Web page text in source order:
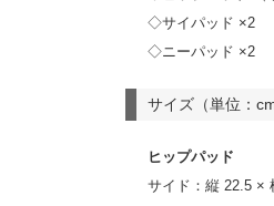
◇サイパッド ×2
◇ニーパッド ×2
サイズ（単位：cm
ヒップパッド
サイド：縦 22.5 ×